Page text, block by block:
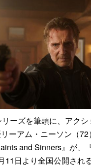
ーズを筆頭に、アクシ
ーアム・ニーソン（
and Sinners』が、
11日より全国公開され